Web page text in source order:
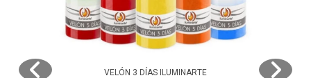
VELÓN 3 DÍAS ILUMINARTE